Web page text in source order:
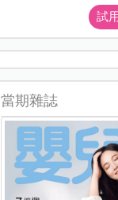
試
當期雜誌